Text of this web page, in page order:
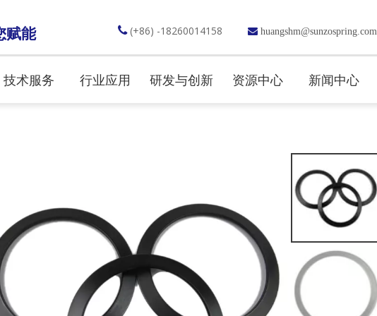
赋能  (+86) -18260014158  huangshm@sunzospring.com
技术服务 行业应用 研发与创新 资源中心 新闻中心